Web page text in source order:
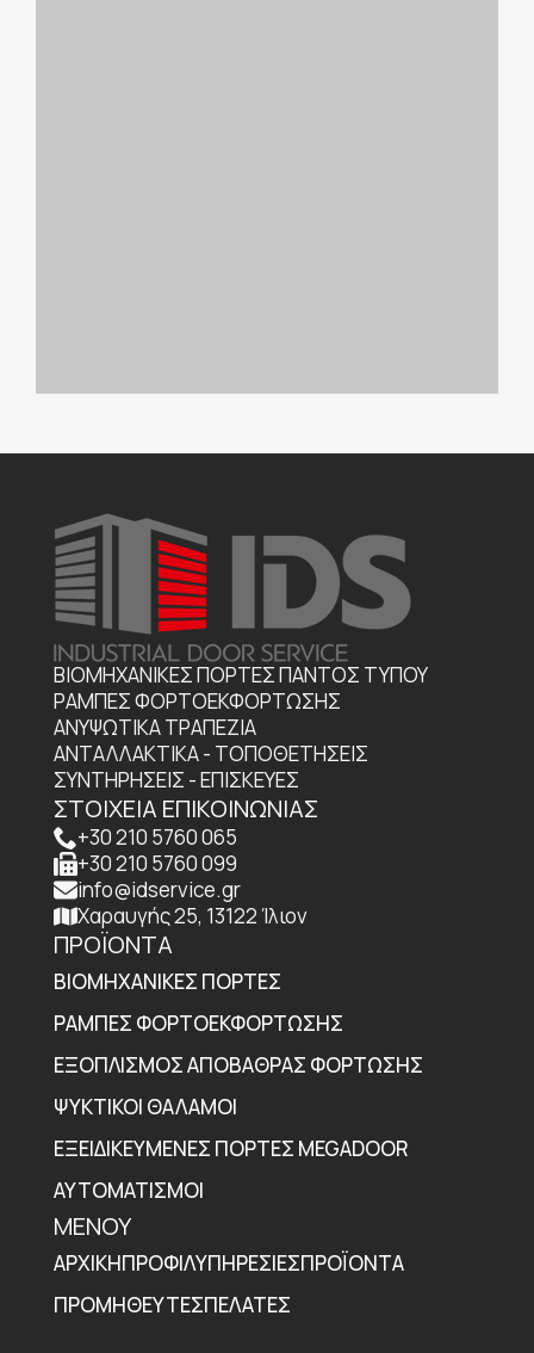
ΜΕΝΟΥ
ΑΡΧΙΚΉΠΡΟΦΊΛΥΠΗΡΕΣΊΕΣΠΡΟΪΌΝΤΑ
ΠΡΟΜΗΘΕΥΤΈΣΠΕΛΆΤΕΣ
ΠΡΟΪΟΝΤΑ
ΒΙΟΜΗΧΑΝΙΚΈΣ ΠΌΡΤΕΣ
ΡΆΜΠΕΣ ΦΟΡΤΟΕΚΦΌΡΤΩΣΗΣ
ΕΞΟΠΛΙΣΜΌΣ ΑΠΟΒΆΘΡΑΣ ΦΌΡΤΩΣΗΣ
ΨΥΚΤΙΚΟΊ ΘΆΛΑΜΟΙ
ΕΞΕΙΔΙΚΕΥΜΈΝΕΣ ΠΌΡΤΕΣ MEGADOOR
ΑΥΤΟΜΑΤΙΣΜΟΊ
ΣΤΟΙΧΕΙΑ ΕΠΙΚΟΙΝΩΝΙΑΣ
+30 210 5760 065
+30 210 5760 099
info@idservice.gr
Χαραυγής 25, 13122 Ίλιον
ΒΙΟΜΗΧΑΝΙΚΕΣ ΠΟΡΤΕΣ ΠΑΝΤΟΣ ΤΥΠΟΥ
ΡΑΜΠΕΣ ΦΟΡΤΟΕΚΦΟΡΤΩΣΗΣ
ΑΝΥΨΩΤΙΚΑ ΤΡΑΠΕΖΙΑ
ΑΝΤΑΛΛΑΚΤΙΚΑ - ΤΟΠΟΘΕΤΗΣΕΙΣ
ΣΥΝΤΗΡΗΣΕΙΣ - ΕΠΙΣΚΕΥΕΣ